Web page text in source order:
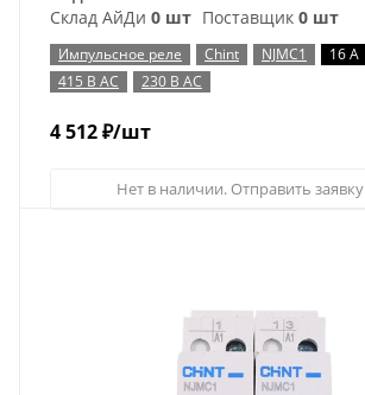
Склад АйДи 0 шт Поставщик 0 шт
Импульсное реле Chint NJMC1 16 А
415 В AC
230 В AC
4 512₽/шт
Нет в наличии. Отправить заявку